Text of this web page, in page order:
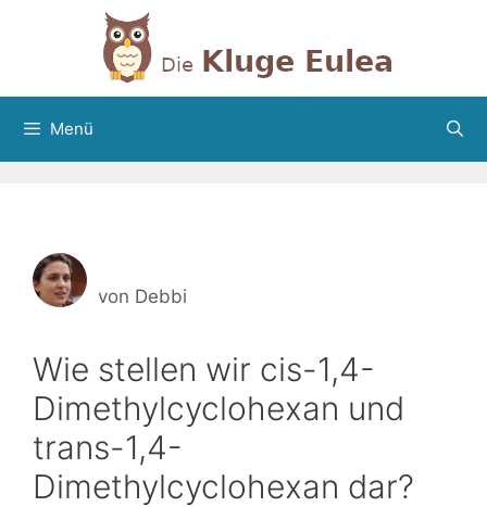
Menü
von Debbi
Wie stellen wir cis-1,4-
Dimethylcyclohexan und
trans-1,4-
Dimethylcyclohexan dar?